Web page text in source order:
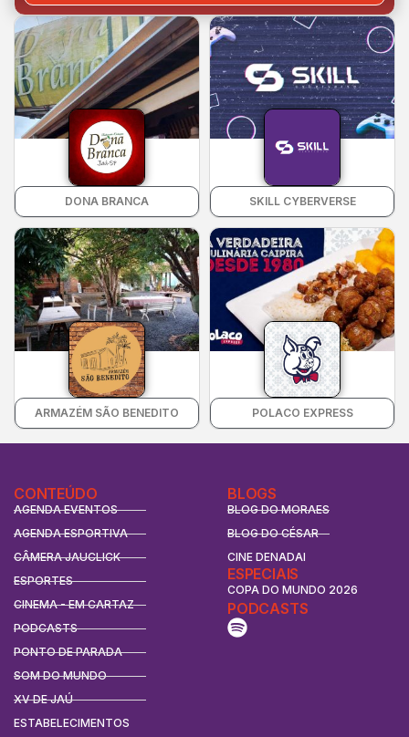
DONA BRANCA SKILL CYBERVERSE
ARMAZÉM SÃO BENEDITO POLACO EXPRESS
CONTEÚDO
AGENDA EVENTOS
AGENDA ESPORTIVA
CÂMERA JAUCLICK
ESPORTES
CINEMA - EM CARTAZ
PODCASTS
PONTO DE PARADA
SOM DO MUNDO
XV DE JAÚ
ESTABELECIMENTOS
BLOGS
BLOG DO MORAES
BLOG DO CÉSAR
CINE DENADAI
ESPECIAIS
COPA DO MUNDO 2026
PODCASTS